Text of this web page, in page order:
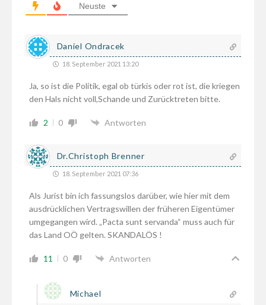
Neuste
Daniel Ondracek
18. September 2021 13:20
Ja, so ist die Politik, egal ob türkis oder rot ist, die kriegen
den Hals nicht voll,Schande und Zurücktreten bitte.
2 0 Antworten
Dr.Christoph Brenner
18. September 2021 07:36
Als Jurist bin ich fassungslos darüber, wie hier mit dem
ausdrücklichen Vertragswillen der früheren Eigentümer
umgegangen wird. „Pacta sunt servanda“ muss auch für
das Land OÖ gelten. SKANDALÖS !
11 0 Antworten
Michael